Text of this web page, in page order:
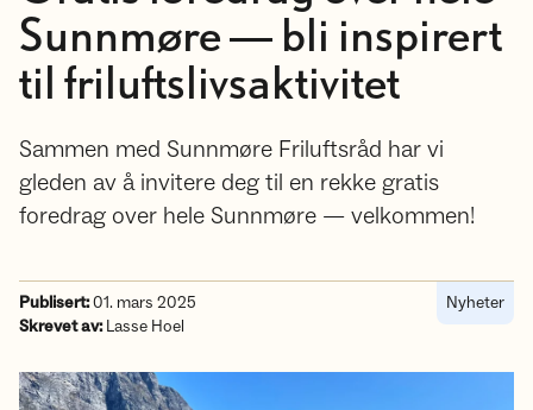
Sunnmøre — bli inspirert
til friluftslivsaktivitet
Sammen med Sunnmøre Friluftsråd har vi
gleden av å invitere deg til en rekke gratis
foredrag over hele Sunnmøre — velkommen!
Publisert:01. mars 2025
Skrevet av:Lasse Hoel
Nyheter